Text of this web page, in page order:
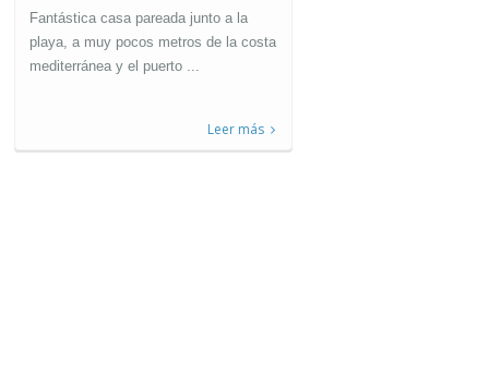
Fantástica casa pareada junto a la
playa, a muy pocos metros de la costa
mediterránea y el puerto ...
Leer más